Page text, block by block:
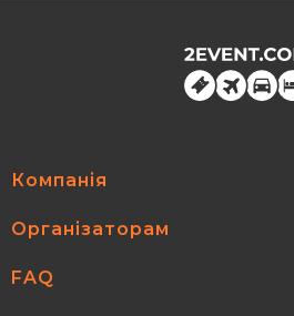
Компанія
Організаторам
FAQ